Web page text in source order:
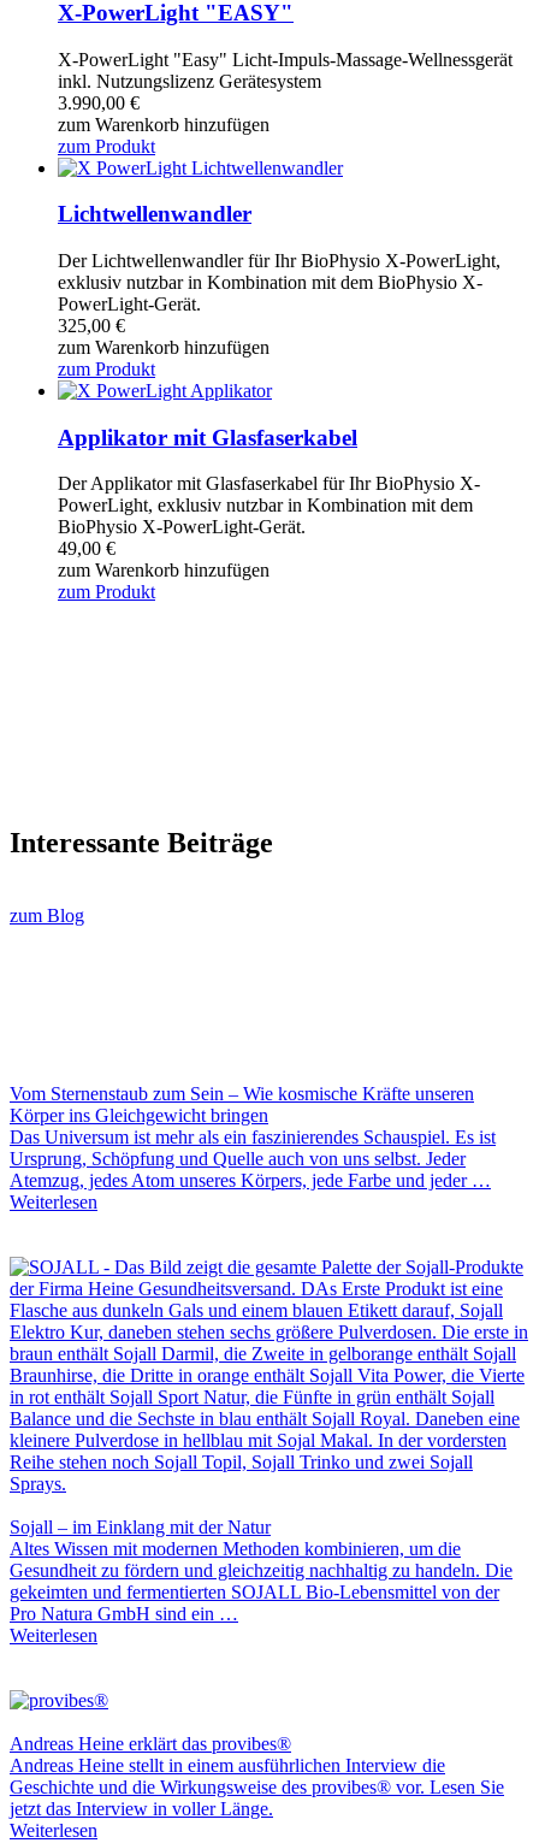
X-PowerLight "EASY"
X-PowerLight "Easy" Licht-Impuls-Massage-Wellnessgerät
inkl. Nutzungslizenz Gerätesystem
3.990,00 €
zum Warenkorb hinzufügen
zum Produkt
Lichtwellenwandler
Der Lichtwellenwandler für Ihr BioPhysio X-PowerLight,
exklusiv nutzbar in Kombination mit dem BioPhysio X-
PowerLight-Gerät.
325,00 €
zum Warenkorb hinzufügen
zum Produkt
Applikator mit Glasfaserkabel
Der Applikator mit Glasfaserkabel für Ihr BioPhysio X-
PowerLight, exklusiv nutzbar in Kombination mit dem
BioPhysio X-PowerLight-Gerät.
49,00 €
zum Warenkorb hinzufügen
zum Produkt
Interessante Beiträge
zum Blog
Vom Sternenstaub zum Sein – Wie kosmische Kräfte unseren
Körper ins Gleichgewicht bringen
Das Universum ist mehr als ein faszinierendes Schauspiel. Es ist
Ursprung, Schöpfung und Quelle auch von uns selbst. Jeder
Atemzug, jedes Atom unseres Körpers, jede Farbe und jeder …
Weiterlesen
Sojall – im Einklang mit der Natur
Altes Wissen mit modernen Methoden kombinieren, um die
Gesundheit zu fördern und gleichzeitig nachhaltig zu handeln. Die
gekeimten und fermentierten SOJALL Bio-Lebensmittel von der
Pro Natura GmbH sind ein …
Weiterlesen
Andreas Heine erklärt das provibes®
Andreas Heine stellt in einem ausführlichen Interview die
Geschichte und die Wirkungsweise des provibes® vor. Lesen Sie
jetzt das Interview in voller Länge.
Weiterlesen